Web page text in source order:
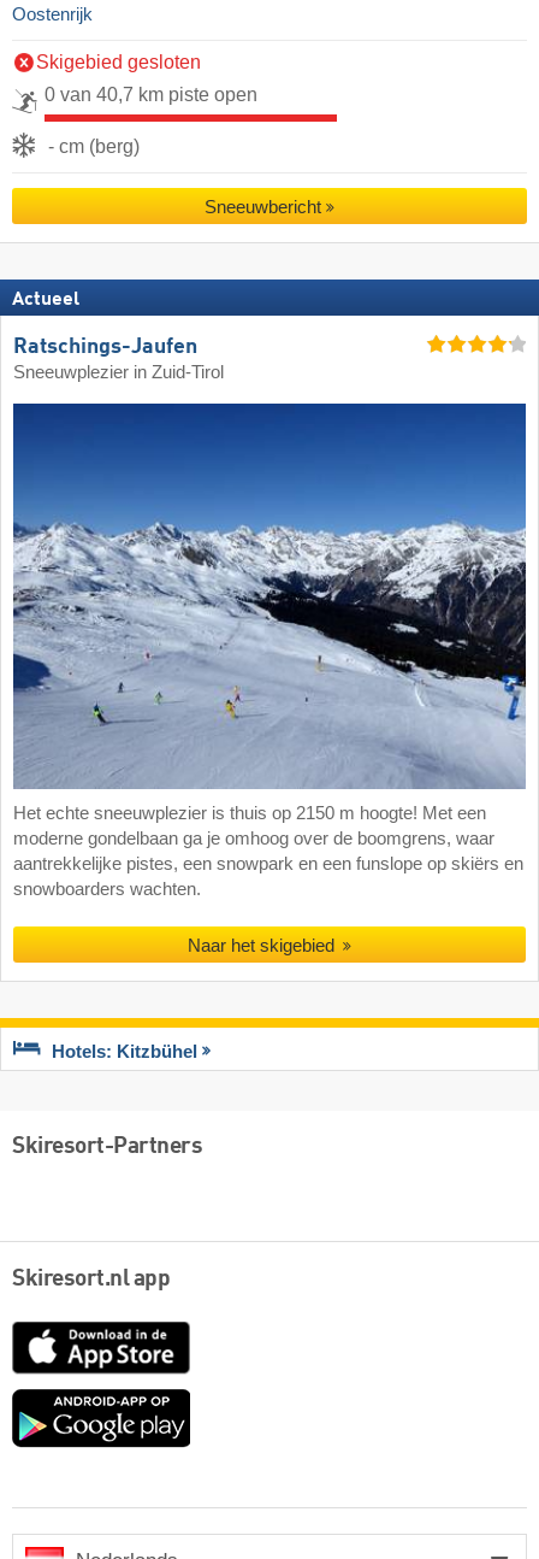
Oostenrijk
Skigebied gesloten
0 van 40,7 km piste open
- cm (berg)
Sneeuwbericht
Actueel
Ratschings-Jaufen
Sneeuwplezier in Zuid-Tirol
Het echte sneeuwplezier is thuis op 2150 m hoogte! Met een
moderne gondelbaan ga je omhoog over de boomgrens, waar
aantrekkelijke pistes, een snowpark en een funslope op skiërs en
snowboarders wachten.
Naar het skigebied
Hotels: Kitzbühel
Skiresort-Partners
Skiresort.nl app
App
Google